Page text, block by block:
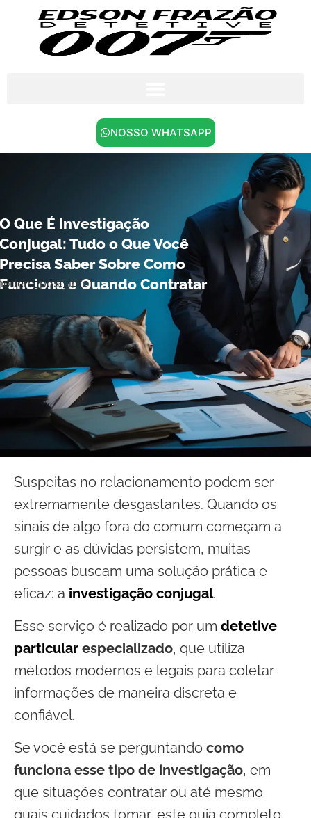
NOSSO WHATSAPP
O Que É Investigação
Conjugal: Tudo o Que Você
Precisa Saber Sobre Como
Funciona e Quando Contratar
Suspeitas no relacionamento podem ser
extremamente desgastantes. Quando os
sinais de algo fora do comum começam a
surgir e as dúvidas persistem, muitas
pessoas buscam uma solução prática e
eficaz: a investigação conjugal.
Esse serviço é realizado por um detetive
particular especializado, que utiliza
métodos modernos e legais para coletar
informações de maneira discreta e
confiável.
Se você está se perguntando como
funciona esse tipo de investigação, em
que situações contratar ou até mesmo
quais cuidados tomar, este guia completo